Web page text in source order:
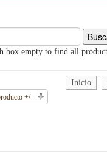
box empty to find all
+/-
Inicio